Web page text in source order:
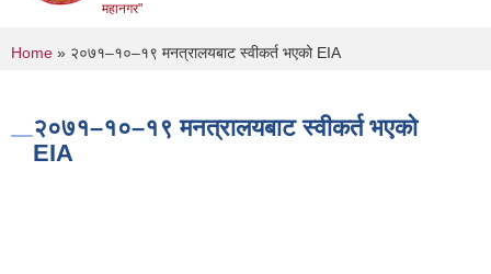
महानगर"
You are here
Home » २०७१–१०–१९ मनत्रालयबाट स्वीकर्त भएको EIA
२०७१–१०–१९ मनत्रालयबाट स्वीकर्त भएको
EIA